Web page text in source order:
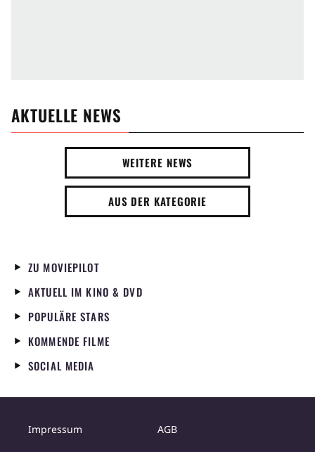
AKTUELLE NEWS
WEITERE NEWS
AUS DER KATEGORIE
ZU MOVIEPILOT
AKTUELL IM KINO & DVD
POPULÄRE STARS
KOMMENDE FILME
SOCIAL MEDIA
Impressum AGB